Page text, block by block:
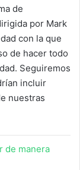
de
por Mark
con la que
de hacer todo
Seguiremos
incluir
nuestras
de manera